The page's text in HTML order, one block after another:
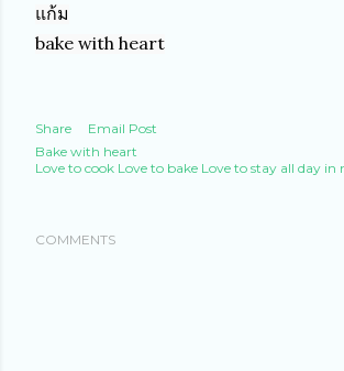
แก้ม
bake with heart
Share
Email Post
Bake with heart
Love to cook Love to bake Love to stay all day
COMMENTS